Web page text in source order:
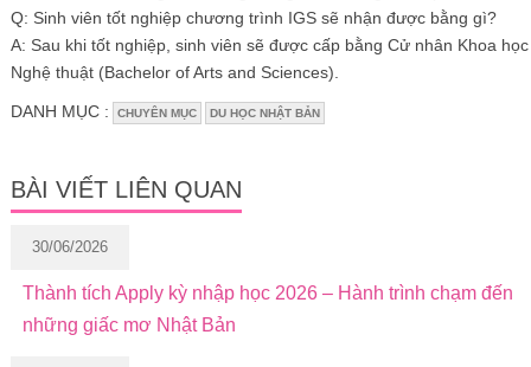
Q: Sinh viên tốt nghiệp chương trình IGS sẽ nhận được bằng gì?
A: Sau khi tốt nghiệp, sinh viên sẽ được cấp bằng Cử nhân Khoa
Nghệ thuật (Bachelor of Arts and Sciences).
DANH MỤC : CHUYÊN MỤC DU HỌC NHẬT BẢN
BÀI VIẾT LIÊN QUAN
30/06/2026
Thành tích Apply kỳ nhập học 2026 – Hành trình chạm đến
những giấc mơ Nhật Bản